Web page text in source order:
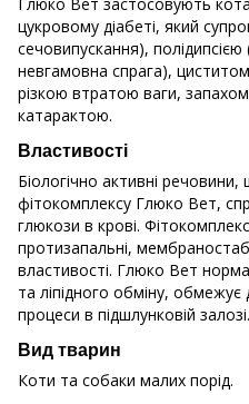
Глюко Вет застосовують
цукровому діабеті, який
сечовипускання),
невгамовна спрага),
різкою втратою ваги,
катарактою.
Властивості
Біологічно активні
фітокомплексу Глюко Вет,
глюкози в крові. Фітокомплекс
протизапальні,
властивості. Глюко Вет
та ліпідного обміну, обмежує
процеси в підшлунковій залозі.
Вид тварин
Коти та собаки малих порід.